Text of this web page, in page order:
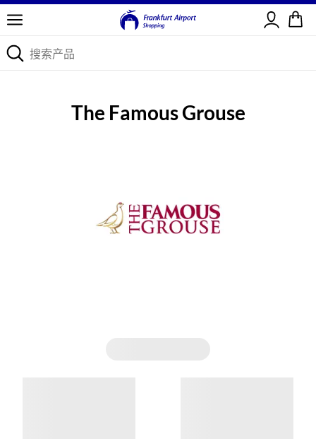
登录
The Famous Grouse